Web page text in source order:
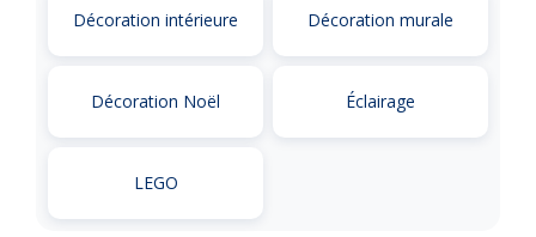
Décoration intérieure Décoration murale
Décoration Noël Éclairage
LEGO